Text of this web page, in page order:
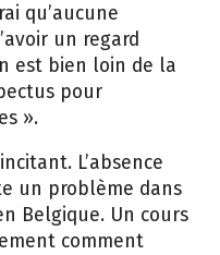
qu’aucune
un regard
est bien loin de la
pour
».
L’absence
un problème dans
Belgique. Un cours
comment